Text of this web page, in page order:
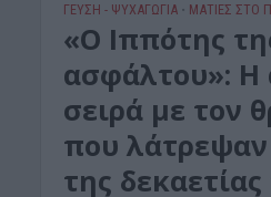
ΓΕΎΣΗ - ΨΥΧΑΓΩΓΊΑ • ΜΑΤΙΕΣ ΣΤΟ
«Ο Ιππότης
ασφάλτου»: Η
σειρά με τον
που λάτρεψαν
της δεκαετίας